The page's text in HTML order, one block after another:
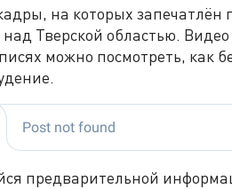
на которых
Тверской областью.
можно посмотреть, как
предварительной